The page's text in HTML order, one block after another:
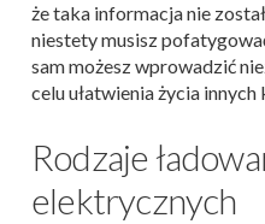
że taka informacja nie
niestety musisz
sam możesz wprowadzić
celu ułatwienia życia
Rodzaje
elektrycznych